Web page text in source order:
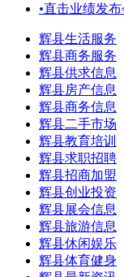
•直击业绩发
辉县生活服务
辉县商务服务
辉县供求信息
辉县房产信息
辉县商务信息
辉县二手市场
辉县教育培训
辉县求职招聘
辉县招商加盟
辉县创业投资
辉县展会信息
辉县旅游信息
辉县休闲娱乐
辉县体育健身